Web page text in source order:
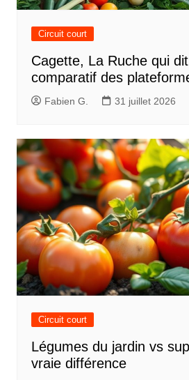
Circuit court
Cagette, La Ruche qui
comparatif des
Fabien G. 31 juillet 2026
Circuit court
Légumes du jardin vs
vraie différence